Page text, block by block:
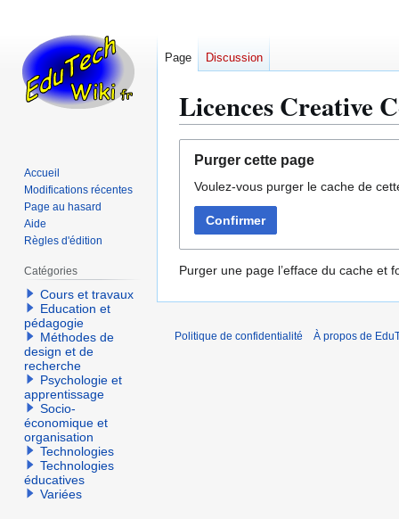
Licences Creative
navigation
recherche
Purger cette page
Voulez-vous purger le cache de
Confirmer
Purger une page l’efface du cache et
Page Discussion
Accueil
Modifications récentes
Page au hasard
Aide
Règles d'édition
Catégories
Cours et travaux
Education et
pédagogie
Méthodes de
design et de
recherche
Psychologie et
apprentissage
Socio-
économique et
organisation
Technologies
Technologies
éducatives
Variées
Politique de confidentialité À propos de